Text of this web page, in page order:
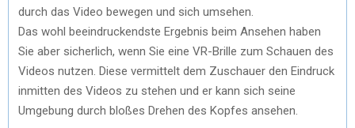
durch das Video bewegen und sich umsehen.
Das wohl beeindruckendste Ergebnis beim Ansehen haben
Sie aber sicherlich, wenn Sie eine VR-Brille zum Schauen des
Videos nutzen. Diese vermittelt dem Zuschauer den Eindruck
inmitten des Videos zu stehen und er kann sich seine
Umgebung durch bloßes Drehen des Kopfes ansehen.